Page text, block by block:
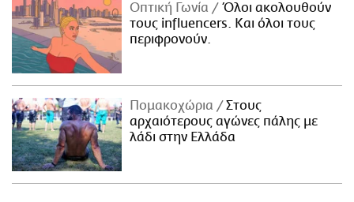
Οπτική Γωνία
Όλοι ακολουθούν
τους influencers. Και όλοι τους
περιφρονούν.
Πομακοχώρια
Στους
αρχαιότερους αγώνες πάλης με
λάδι στην Ελλάδα